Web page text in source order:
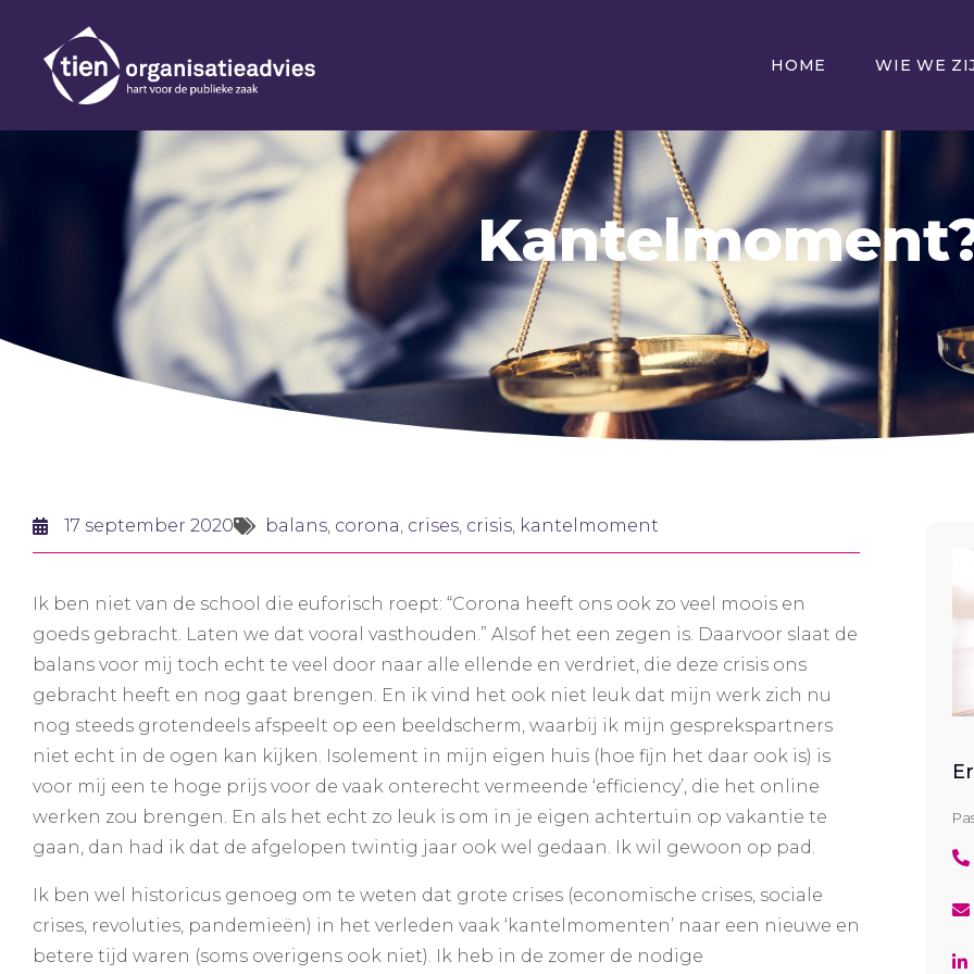
HOME WIE WE
17 september 2020 balans, corona, crises, crisis, kantelmoment
Ik ben niet van de school die euforisch roept: “Corona heeft ons ook zo veel moois en
goeds gebracht. Laten we dat vooral vasthouden.” Alsof het een zegen is. Daarvoor slaat de
balans voor mij toch echt te veel door naar alle ellende en verdriet, die deze crisis ons
gebracht heeft en nog gaat brengen. En ik vind het ook niet leuk dat mijn werk zich nu
nog steeds grotendeels afspeelt op een beeldscherm, waarbij ik mijn gesprekspartners
niet echt in de ogen kan kijken. Isolement in mijn eigen huis (hoe fijn het daar ook is) is
voor mij een te hoge prijs voor de vaak onterecht vermeende ‘efficiency’, die het online
werken zou brengen. En als het echt zo leuk is om in je eigen achtertuin op vakantie te
gaan, dan had ik dat de afgelopen twintig jaar ook wel gedaan. Ik wil gewoon op pad.
Ik ben wel historicus genoeg om te weten dat grote crises (economische crises, sociale
crises, revoluties, pandemieën) in het verleden vaak ‘kantelmomenten’ naar een nieuwe en
betere tijd waren (soms overigens ook niet). Ik heb in de zomer de nodige